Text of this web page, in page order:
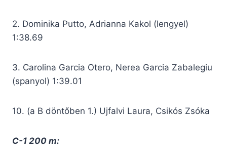
2. Dominika Putto, Adrianna Kakol (lengyel)
1:38.69
3. Carolina Garcia Otero, Nerea Garcia Zabalegiu
(spanyol) 1:39.01
10. (a B döntőben 1.) Ujfalvi Laura, Csikós Zsóka
C-1 200 m: